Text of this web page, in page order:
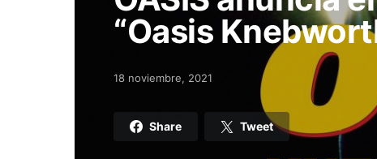
“Oasis
Posted on
18 noviembre, 2021
Share Tweet